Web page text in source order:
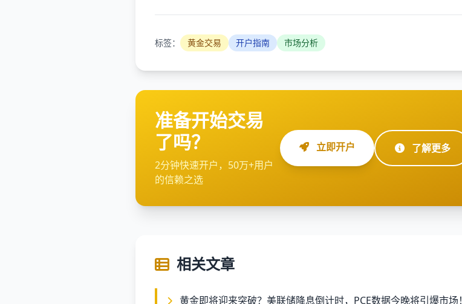
标签： 黄金交易 开户指南 市场分析
准备开始交易
了吗？
2分钟快速开户，50万+用户
的信赖之选
立即开户 了解更多
相关文章
黄金即将迎来突破？美联储降息倒计时，PCE数据今晚将引爆市场！